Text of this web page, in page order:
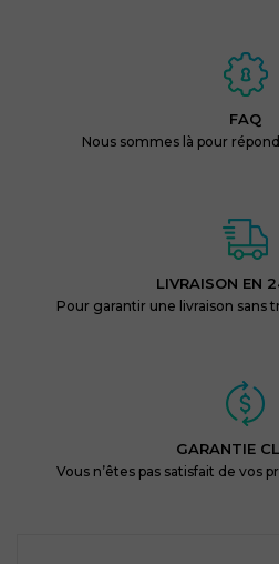
FAQ
Nous sommes là pour
LIVRAISON EN
GARANTIE